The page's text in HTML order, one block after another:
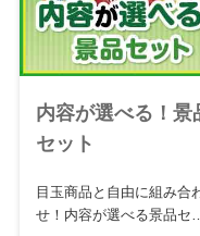
内容が選べる！景
セット
目玉商品と自由に組み合
せ！内容が選べる景品セッ